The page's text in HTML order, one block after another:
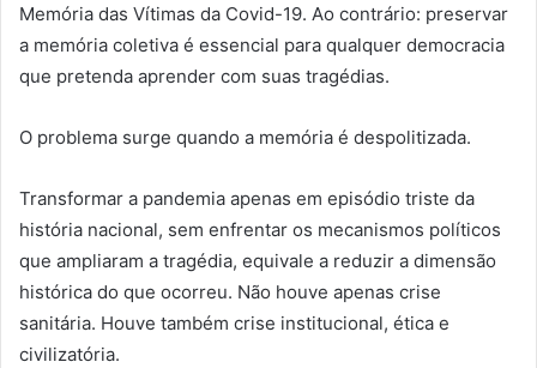
Memória das Vítimas da Covid-19. Ao contrário: preservar
a memória coletiva é essencial para qualquer democracia
que pretenda aprender com suas tragédias.
O problema surge quando a memória é despolitizada.
Transformar a pandemia apenas em episódio triste da
história nacional, sem enfrentar os mecanismos políticos
que ampliaram a tragédia, equivale a reduzir a dimensão
histórica do que ocorreu. Não houve apenas crise
sanitária. Houve também crise institucional, ética e
civilizatória.